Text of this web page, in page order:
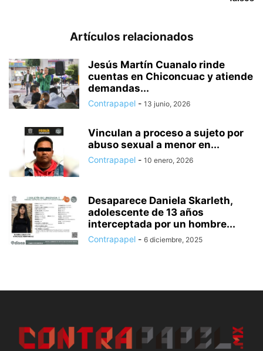
Artículos relacionados
Jesús Martín Cuanalo rinde
cuentas en Chiconcuac y atiende
demandas...
Contrapapel - 13 junio, 2026
Vinculan a proceso a sujeto por
abuso sexual a menor en...
Contrapapel - 10 enero, 2026
Desaparece Daniela Skarleth,
adolescente de 13 años
interceptada por un hombre...
Contrapapel - 6 diciembre, 2025